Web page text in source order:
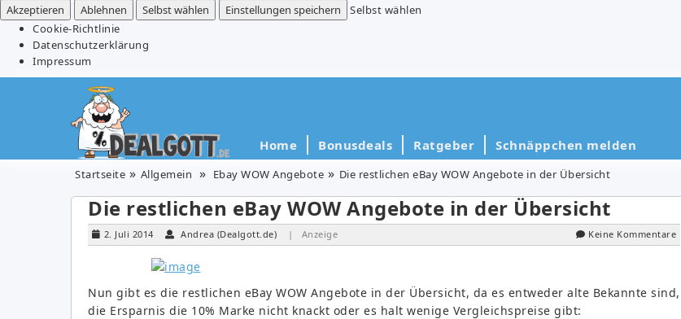
Akzeptieren
Ablehnen Selbst wählen Einstellungen speichern
Selbst wählen
Cookie-Richtlinie
Datenschutzerklärung
Impressum
Home Bonusdeals Ratgeber Schnäppchen melden
Startseite Allgemein Ebay WOW Angebote Die restlichen eBay WOW Angebote in der Übersicht
Die restlichen eBay WOW Angebote in der Übersicht
2. Juli 2014 Andrea (Dealgott.de) | Anzeige Keine Kommentare
Nun gibt es die restlichen eBay WOW Angebote in der Übersicht, da es entweder alte Bekannte sind,
die Ersparnis die 10% Marke nicht knackt oder es halt wenige Vergleichspreise gibt: